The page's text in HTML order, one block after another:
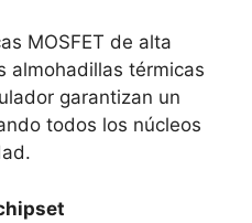
MOSFET de alta
almohadillas térmicas
garantizan un
todos los núcleos